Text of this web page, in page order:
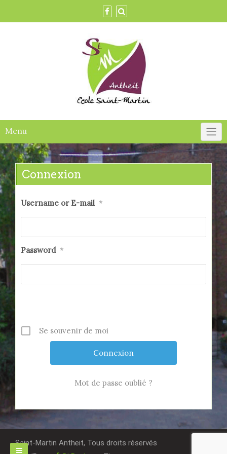
Menu
Connexion
Username or E-mail *
Password *
Se souvenir de moi
Mot de passe oublié ?
Saint-Martin Antheit, Tous droits réservés